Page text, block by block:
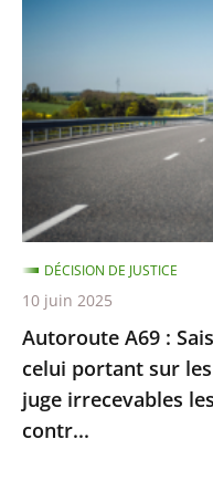
mandats
de
conseillers
sur
un
litige
de
celui
portant
sur
les
travaux,
le
Conseil
Autoroute A69 :
celui portant sur
juge irrecevables
contr...
DÉCISION DE JUSTICE
10 juin 2025